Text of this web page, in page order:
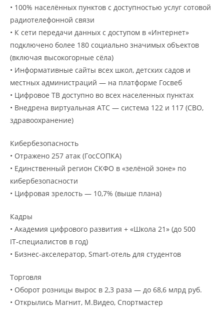
• 100% населённых пунктов с доступностью услуг сотовой
радиотелефонной связи
• К сети передачи данных с доступом в «Интернет»
подключено более 180 социально значимых объектов
(включая высокогорные сёла)
• Информативные сайты всех школ, детских садов и
местных администраций — на платформе Госвеб
• Цифровое ТВ доступно во всех населенных пунктах
• Внедрена виртуальная АТС — система 122 и 117 (СВО,
здравоохранение)
Кибербезопасность
• Отражено 257 атак (ГосСОПКА)
• Единственный регион СКФО в «зелёной зоне» по
кибербезопасности
• Цифровая зрелость — 10,7% (выше плана)
Кадры
• Академия цифрового развития + «Школа 21» (до 500
IT‑специалистов в год)
• Бизнес‑акселератор, Smart‑отель для студентов
Торговля
• Оборот розницы вырос в 2,3 раза — до 68,6 млрд руб.
• Открылись Магнит, М.Видео, Спортмастер